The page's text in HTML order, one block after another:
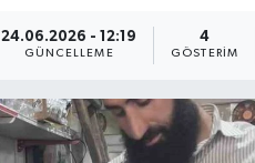
24.06.2026 - 12:19
GÜNCELLEME
4
GÖSTERIM